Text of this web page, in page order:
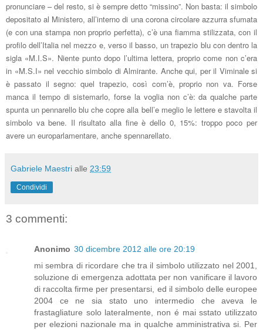
pronunciare – del resto, si è sempre detto “missino”. Non basta: il simbolo
depositato al Ministero, all’interno di una corona circolare azzurra sfumata
(e con una stampa non proprio perfetta), c’è una fiamma stilizzata, con il
profilo dell’Italia nel mezzo e, verso il basso, un trapezio blu con dentro la
sigla «M.I.S». Niente punto dopo l’ultima lettera, proprio come non c’era
in «M.S.I» nel vecchio simbolo di Almirante. Anche qui, per il Viminale si
è passato il segno: quel trapezio, così com’è, proprio non va. Forse
manca il tempo di sistemarlo, forse la voglia non c’è: da qualche parte
spunta un pennarello blu che copre alla bell’e meglio le lettere e stavolta il
simbolo va bene. Il risultato alla fine è dello 0, 15%: troppo poco per
avere un europarlamentare, anche spennarellato.
Gabriele Maestri alle 23:59
Condividi
3 commenti:
Anonimo 30 dicembre 2012 alle ore 20:19
mi sembra di ricordare che tra il simbolo utilizzato nel 2001,
soluzione di emergenza adottata per non vanificare il lavoro
di raccolta firme per presentarsi, ed il simbolo delle europee
2004 ce ne sia stato uno intermedio che aveva le
frastagliature solo lateralmente, non é mai sstato utilizzato
per elezioni nazionale ma in qualche amministrativa si. Per